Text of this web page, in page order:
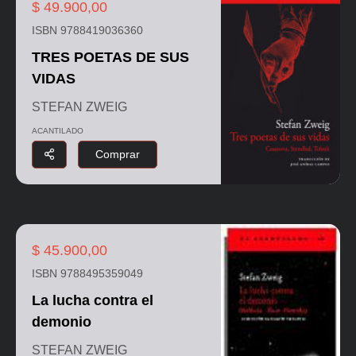
$ 49.900,00
ISBN 9788419036360
TRES POETAS DE SUS
VIDAS
STEFAN ZWEIG
ACANTILADO
Comprar
$ 45.900,00
ISBN 9788495359049
La lucha contra el
demonio
STEFAN ZWEIG